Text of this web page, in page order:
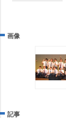
画像
記事